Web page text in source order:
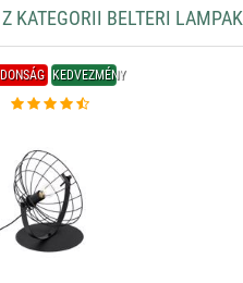
KATEGORII BELTERI LAMPAK
KEDVEZMÉNY